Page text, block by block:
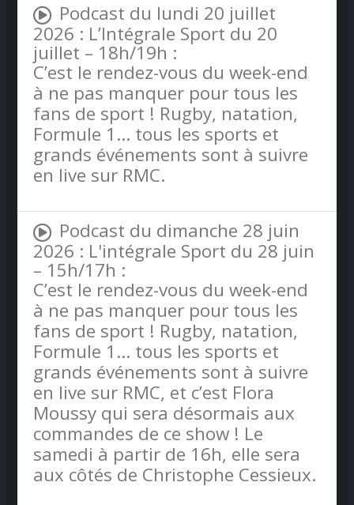
Podcast du lundi 20 juillet
2026 : L’Intégrale Sport du 20
juillet – 18h/19h :
C’est le rendez-vous du week-end
à ne pas manquer pour tous les
fans de sport ! Rugby, natation,
Formule 1… tous les sports et
grands événements sont à suivre
en live sur RMC.
Podcast du dimanche 28 juin
2026 : L'intégrale Sport du 28 juin
– 15h/17h :
C’est le rendez-vous du week-end
à ne pas manquer pour tous les
fans de sport ! Rugby, natation,
Formule 1… tous les sports et
grands événements sont à suivre
en live sur RMC, et c’est Flora
Moussy qui sera désormais aux
commandes de ce show ! Le
samedi à partir de 16h, elle sera
aux côtés de Christophe Cessieux.